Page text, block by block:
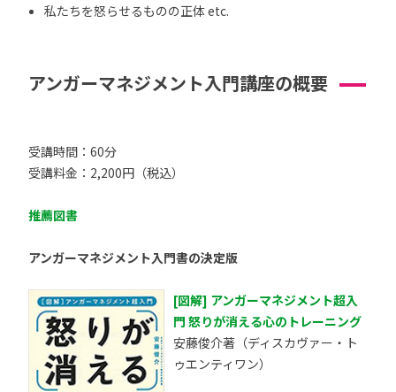
私たちを怒らせるものの正体 etc.
アンガーマネジメント入門講座の概要
受講時間：60分
受講料金：2,200円（税込）
推薦図書
アンガーマネジメント入門書の決定版
[図解] アンガーマネジメント超入
門 怒りが消える心のトレーニング
安藤俊介著（ディスカヴァー・ト
ゥエンティワン）